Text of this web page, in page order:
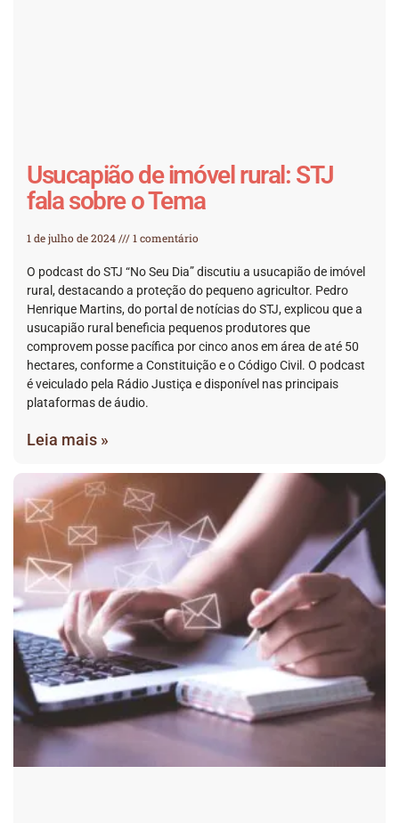
Usucapião de imóvel rural: STJ
fala sobre o Tema
1 de julho de 2024 1 comentário
O podcast do STJ “No Seu Dia” discutiu a usucapião de imóvel
rural, destacando a proteção do pequeno agricultor. Pedro
Henrique Martins, do portal de notícias do STJ, explicou que a
usucapião rural beneficia pequenos produtores que
comprovem posse pacífica por cinco anos em área de até 50
hectares, conforme a Constituição e o Código Civil. O podcast
é veiculado pela Rádio Justiça e disponível nas principais
plataformas de áudio.
Leia mais »